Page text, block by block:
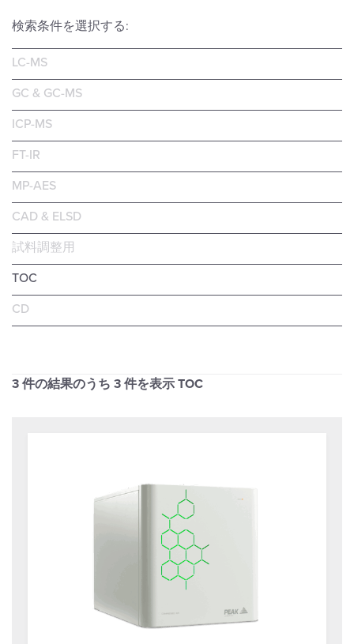
検索条件を選択する:
LC-MS
GC & GC-MS
ICP-MS
FT-IR
MP-AES
CAD & ELSD
試料調整用
TOC
CD
3 件の結果のうち 3 件を表示 TOC